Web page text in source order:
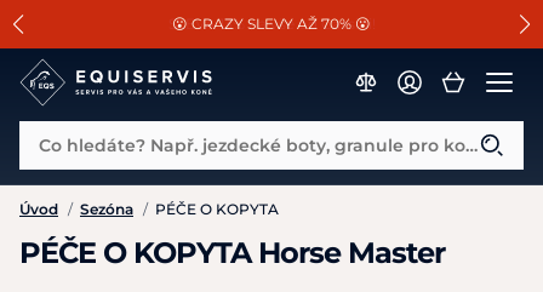
SLEVA 13% na vše od Cassini!
😮 CRAZY SLEVY AŽ 70% 😮
📐Pasování a doplňky k vybraným sedlům ZDARMA 🐴
Co hledáte? Např. jezdecké boty, granule pro koně...
Úvod / Sezóna / PÉČE O KOPYTA
PÉČE O KOPYTA Horse Master